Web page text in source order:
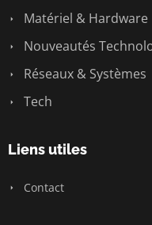
Matériel & Hardware
Nouveautés
Réseaux & Systèmes
Tech
Liens utiles
Contact